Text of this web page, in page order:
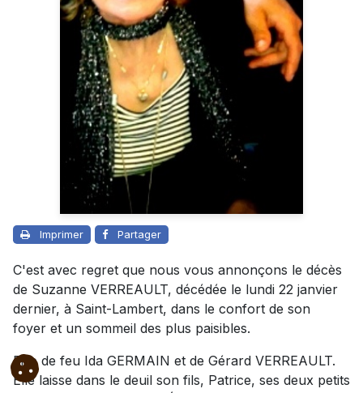
Imprimer Partager
C'est avec regret que nous vous annonçons le décès
de Suzanne VERREAULT, décédée le lundi 22 janvier
dernier, à Saint-Lambert, dans le confort de son
foyer et un sommeil des plus paisibles.
Fille de feu Ida GERMAIN et de Gérard VERREAULT.
Elle laisse dans le deuil son fils, Patrice, ses deux petits